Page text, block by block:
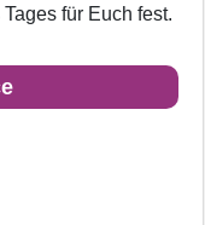
für Euch fest.